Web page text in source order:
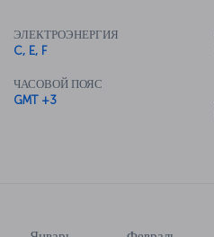
ЭЛЕКТРОЭНЕРГИЯ
C, E, F
ЧАСОВОЙ ПОЯС
GMT +3